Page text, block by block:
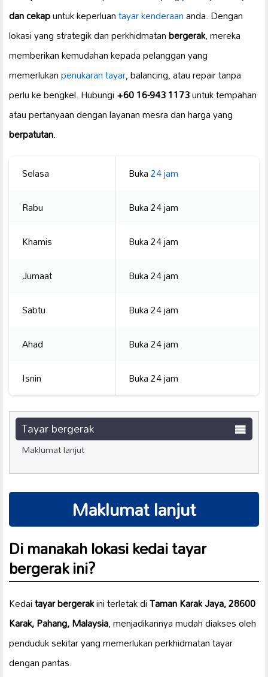
dan cekapuntuk keperluantayar kenderaananda. Dengan
lokasi yang strategik dan perkhidmatanbergerak, mereka
memberikan kemudahan kepada pelanggan yang
memerlukanpenukaran tayar, balancing, atau repair tanpa
perlu ke bengkel. Hubungi+60 16-943 1173untuk tempahan
atau pertanyaan dengan layanan mesra dan harga yang
berpatutan.
Selasa Buka24 jam
Rabu
Buka 24 jam
Khamis
Buka 24 jam
Jumaat
Buka 24 jam
Sabtu
Buka 24 jam
Ahad
Buka 24 jam
Isnin
Buka 24 jam
Tayar bergerak
Maklumat lanjut
Maklumat lanjut
Di manakah lokasi kedai tayar
bergerak ini?
Kedaitayar bergerakini terletak diTaman Karak Jaya, 28600
Karak, Pahang, Malaysia, menjadikannya mudah diakses oleh
penduduk sekitar yang memerlukan perkhidmatan tayar
dengan pantas.